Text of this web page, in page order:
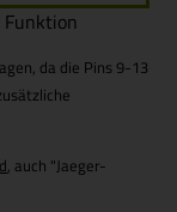
Funktion
da die Pins 9-13
, auch "Jaeger-